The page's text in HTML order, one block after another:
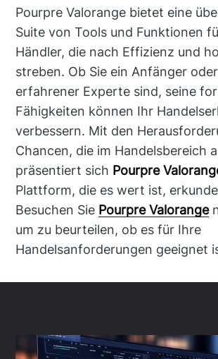
Pourpre Valorange bietet eine
Suite von Tools und Funktionen
Händler, die nach Effizienz und
streben. Ob Sie ein Anfänger
erfahrener Experte sind, seine
Fähigkeiten können Ihr
verbessern. Mit den
Chancen, die im Handelsbereich
präsentiert sich Pourpre
Plattform, die es wert ist,
Besuchen Sie Pourpre Valorange
um zu beurteilen, ob es für Ihre
Handelsanforderungen geeignet